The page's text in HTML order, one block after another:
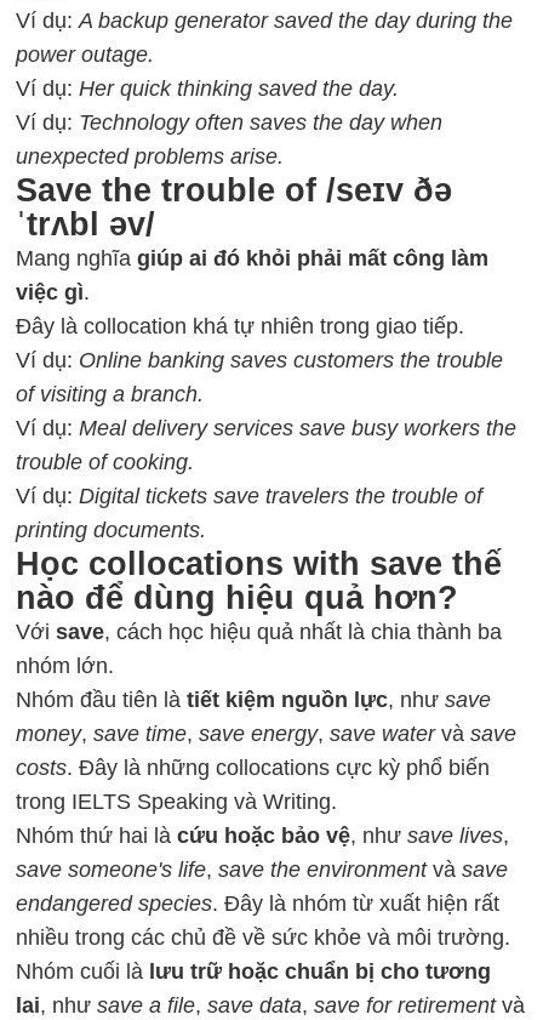
Ví dụ:A backup generator saved the day during the
power outage.
Ví dụ:Her quick thinking saved the day.
Ví dụ: Technology often saves the day when
unexpected problems arise.
Save the trouble of /seɪv ðə
ˈtrʌbl əv/
Mang nghĩagiúp ai đó khỏi phải mất công làm
việc gì.
Đây là collocation khá tự nhiên trong giao tiếp.
Ví dụ: Online banking saves customers the trouble
of visiting a branch.
Ví dụ:Meal delivery services save busy workers the
trouble of cooking.
Ví dụ:Digital tickets save travelers the trouble of
printing documents.
Học collocations with save thế
nào để dùng hiệu quả hơn?
Vớisave, cách học hiệu quả nhất là chia thành ba
nhóm lớn.
Nhóm đầu tiên làtiết kiệm nguồn lực, nhưsave
money,save time,save energy,save watervàsave
costs. Đây là những collocations cực kỳ phổ biến
trong IELTS Speaking và Writing.
Nhóm thứ hai làcứu hoặc bảo vệ, nhưsave lives,
save someone's life,save the environmentvàsave
endangered species. Đây là nhóm từ xuất hiện rất
nhiều trong các chủ đề về sức khỏe và môi trường.
Nhóm cuối là lưu trữ hoặc chuẩn bị cho tương
lai, nhưsave a file,save data,save for retirementvà